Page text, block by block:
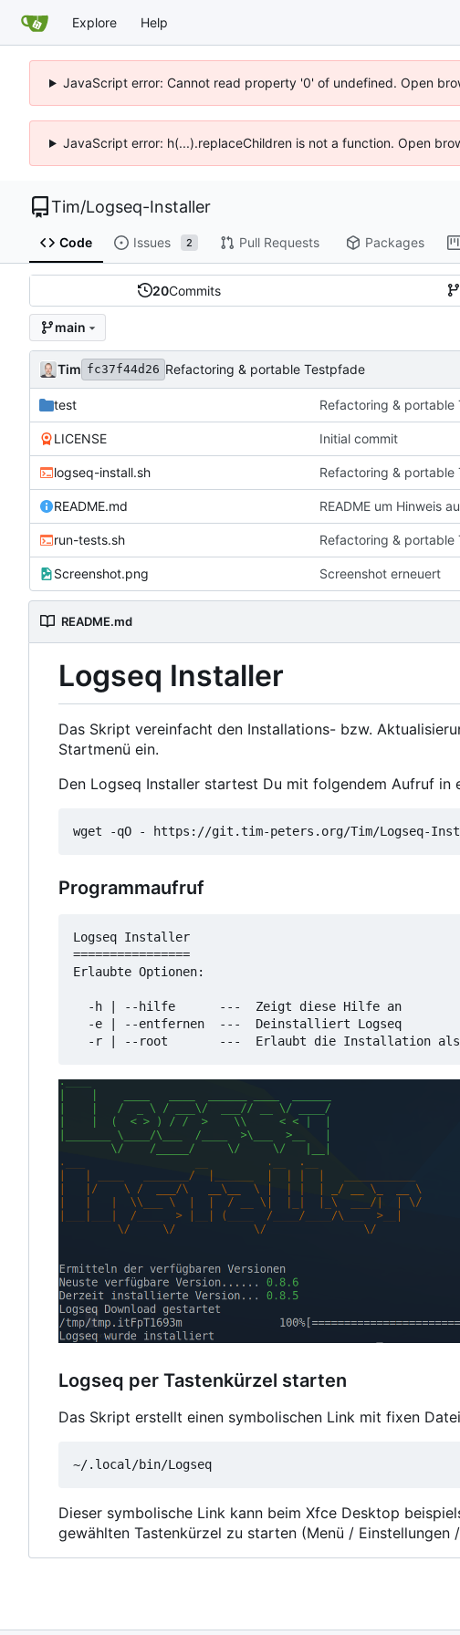
Explore Help
JavaScript error: Cannot read property '0' of undefined. Open
JavaScript error: h(...).replaceChildren is not a function. Open
Tim/Logseq-Installer
Code Issues 2 Pull Requests Packages
20Commits
main
Tim fc37f44d26 Refactoring & portable Testpfade
test Refactoring & portable
LICENSE Initial commit
logseq-install.sh Refactoring & portable
README.md README um Hinweis
run-tests.sh Refactoring & portable
Screenshot.png Screenshot erneuert
README.md
Logseq Installer
Das Skript vereinfacht den Installations- bzw.
Startmenü ein.
Den Logseq Installer startest Du mit folgendem Aufruf in
wget -qO - https://git.tim-peters.org/Tim/Logseq-
Programmaufruf
Logseq Installer
================
Erlaubte Optionen:
  -h | --hilfe      ---  Zeigt diese Hilfe an
  -e | --entfernen  ---  Deinstalliert Logseq
Logseq per Tastenkürzel starten
Das Skript erstellt einen symbolischen Link mit fixen
Dieser symbolische Link kann beim Xfce Desktop
gewählten Tastenkürzel zu starten (Menü /